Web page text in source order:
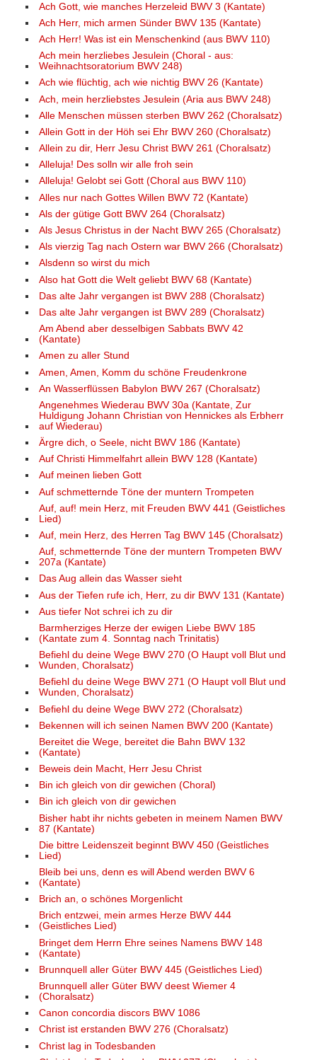
Ach Gott, wie manches Herzeleid BWV 3 (Kantate)
Ach Herr, mich armen Sünder BWV 135 (Kantate)
Ach Herr! Was ist ein Menschenkind (aus BWV 110)
Ach mein herzliebes Jesulein (Choral - aus:
Weihnachtsoratorium BWV 248)
Ach wie flüchtig, ach wie nichtig BWV 26 (Kantate)
Ach, mein herzliebstes Jesulein (Aria aus BWV 248)
Alle Menschen müssen sterben BWV 262 (Choralsatz)
Allein Gott in der Höh sei Ehr BWV 260 (Choralsatz)
Allein zu dir, Herr Jesu Christ BWV 261 (Choralsatz)
Alleluja! Des solln wir alle froh sein
Alleluja! Gelobt sei Gott (Choral aus BWV 110)
Alles nur nach Gottes Willen BWV 72 (Kantate)
Als der gütige Gott BWV 264 (Choralsatz)
Als Jesus Christus in der Nacht BWV 265 (Choralsatz)
Als vierzig Tag nach Ostern war BWV 266 (Choralsatz)
Alsdenn so wirst du mich
Also hat Gott die Welt geliebt BWV 68 (Kantate)
Das alte Jahr vergangen ist BWV 288 (Choralsatz)
Das alte Jahr vergangen ist BWV 289 (Choralsatz)
Am Abend aber desselbigen Sabbats BWV 42
(Kantate)
Amen zu aller Stund
Amen, Amen, Komm du schöne Freudenkrone
An Wasserflüssen Babylon BWV 267 (Choralsatz)
Angenehmes Wiederau BWV 30a (Kantate, Zur
Huldigung Johann Christian von Hennickes als Erbherr
auf Wiederau)
Ärgre dich, o Seele, nicht BWV 186 (Kantate)
Auf Christi Himmelfahrt allein BWV 128 (Kantate)
Auf meinen lieben Gott
Auf schmetternde Töne der muntern Trompeten
Auf, auf! mein Herz, mit Freuden BWV 441 (Geistliches
Lied)
Auf, mein Herz, des Herren Tag BWV 145 (Choralsatz)
Auf, schmetternde Töne der muntern Trompeten BWV
207a (Kantate)
Das Aug allein das Wasser sieht
Aus der Tiefen rufe ich, Herr, zu dir BWV 131 (Kantate)
Aus tiefer Not schrei ich zu dir
Barmherziges Herze der ewigen Liebe BWV 185
(Kantate zum 4. Sonntag nach Trinitatis)
Befiehl du deine Wege BWV 270 (O Haupt voll Blut und
Wunden, Choralsatz)
Befiehl du deine Wege BWV 271 (O Haupt voll Blut und
Wunden, Choralsatz)
Befiehl du deine Wege BWV 272 (Choralsatz)
Bekennen will ich seinen Namen BWV 200 (Kantate)
Bereitet die Wege, bereitet die Bahn BWV 132
(Kantate)
Beweis dein Macht, Herr Jesu Christ
Bin ich gleich von dir gewichen (Choral)
Bin ich gleich von dir gewichen
Bisher habt ihr nichts gebeten in meinem Namen BWV
87 (Kantate)
Die bittre Leidenszeit beginnt BWV 450 (Geistliches
Lied)
Bleib bei uns, denn es will Abend werden BWV 6
(Kantate)
Brich an, o schönes Morgenlicht
Brich entzwei, mein armes Herze BWV 444
(Geistliches Lied)
Bringet dem Herrn Ehre seines Namens BWV 148
(Kantate)
Brunnquell aller Güter BWV 445 (Geistliches Lied)
Brunnquell aller Güter BWV deest Wiemer 4
(Choralsatz)
Canon concordia discors BWV 1086
Christ ist erstanden BWV 276 (Choralsatz)
Christ lag in Todesbanden